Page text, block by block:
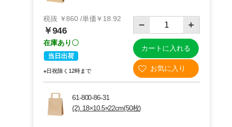
税抜 ￥860 /単価￥18.92
￥946
在庫あり〇
当日出荷
※日祝除く12時まで
カートに入れる
61-800-86-31
(2). 18×10.5×22cm(50枚)